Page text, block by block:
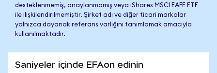
desteklenmemiş, onaylanmamış veya iShares MSCI EAFE ETF
ile ilişkilendirilmemiştir. Şirket adı ve diğer ticari markalar
yalnızca dayanak referans varlığını tanımlamak amacıyla
kullanılmaktadır.
Saniyeler içinde EFAon edinin